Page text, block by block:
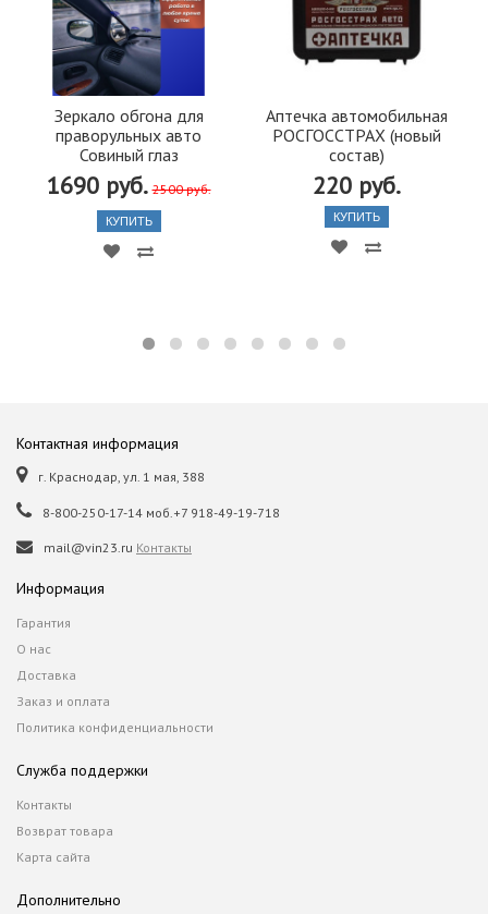
Зеркало обгона для
праворульных авто
Совиный глаз
1690 руб. 2500 руб.
КУПИТЬ
Аптечка автомобильная
РОСГОССТРАХ (новый
состав)
220 руб.
КУПИТЬ
Контактная информация
г. Краснодар, ул. 1 мая, 388
8-800-250-17-14 моб.+7 918-49-19-718
mail@vin23.ru Контакты
Информация
Гарантия
О нас
Доставка
Заказ и оплата
Политика конфиденциальности
Служба поддержки
Контакты
Возврат товара
Карта сайта
Дополнительно